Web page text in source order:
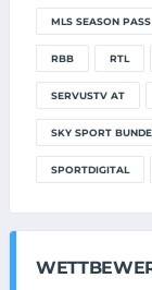
MLS SEASON PASS
RBB RTL
SERVUSTV AT
SKY SPORT
SPORTDIGITAL